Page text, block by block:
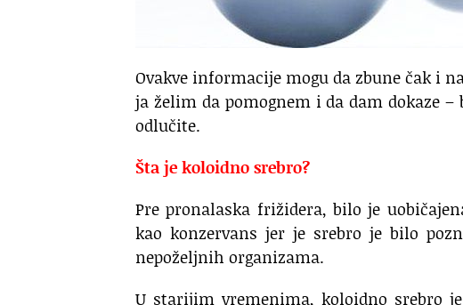
Ovakve informacije mogu da zbune čak i
ja želim da pomognem i da dam dokaze
odlučite.
Šta je koloidno srebro?
Pre pronalaska frižidera, bilo je
kao konzervans jer je srebro je bilo
nepoželjnih organizama.
U starijim vremenima, koloidno srebro